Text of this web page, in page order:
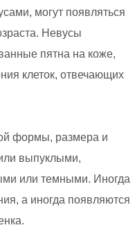
могут появляться
Невусы
пятна на коже,
клеток, отвечающих
формы, размера и
выпуклыми,
или темными. Иногда
а иногда появляются